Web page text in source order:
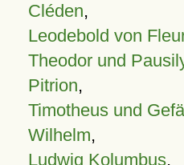
Cléden,
Leodebold von
Theodor und
Pitrion,
Timotheus und
Wilhelm,
Ludwig Kolumbus,